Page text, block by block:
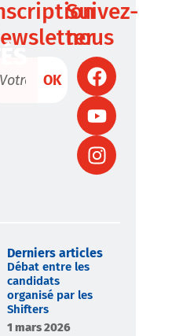
OK
Suivez-
nous
Derniers articles
Débat entre les
candidats
organisé par les
Shifters
1 mars 2026